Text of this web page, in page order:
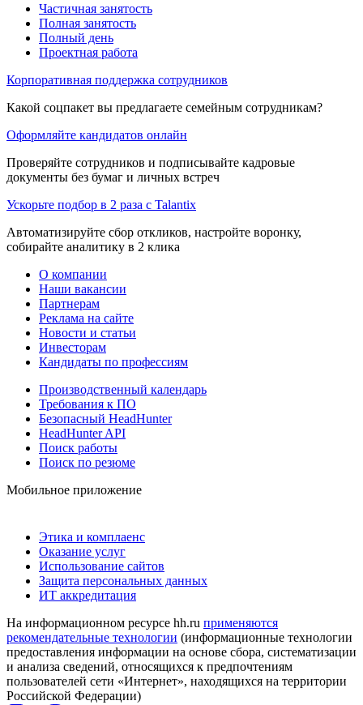
Частичная занятость
Полная занятость
Полный день
Проектная работа
Корпоративная поддержка сотрудников
Какой соцпакет вы предлагаете семейным сотрудникам?
Оформляйте кандидатов онлайн
Проверяйте сотрудников и подписывайте кадровые
документы без бумаг и личных встреч
Ускорьте подбор в 2 раза с Talantix
Автоматизируйте сбор откликов, настройте воронку,
собирайте аналитику в 2 клика
О компании
Наши вакансии
Партнерам
Реклама на сайте
Новости и статьи
Инвесторам
Кандидаты по профессиям
Производственный календарь
Требования к ПО
Безопасный HeadHunter
HeadHunter API
Поиск работы
Поиск по резюме
Мобильное приложение
Этика и комплаенс
Оказание услуг
Использование сайтов
Защита персональных данных
ИТ аккредитация
На информационном ресурсе hh.ru применяются
рекомендательные технологии (информационные технологии
предоставления информации на основе сбора, систематизации
и анализа сведений, относящихся к предпочтениям
пользователей сети «Интернет», находящихся на территории
Российской Федерации)